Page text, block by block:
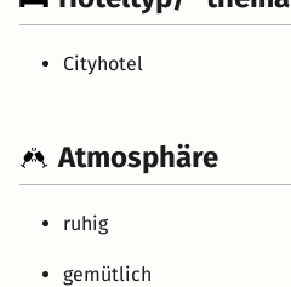
Cityhotel
Atmosphäre
ruhig
gemütlich